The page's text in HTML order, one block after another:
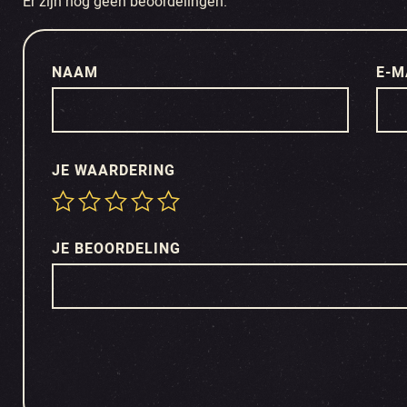
JE WAARDERING
JE BEOORDELING
NAAM E-